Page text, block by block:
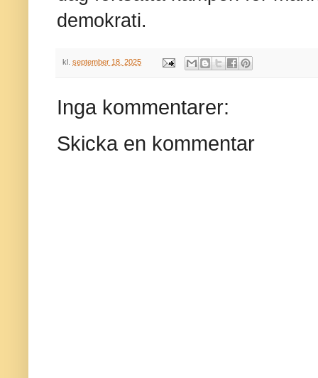
demokrati.
kl. september 18, 2025
Inga kommentarer:
Skicka en kommentar